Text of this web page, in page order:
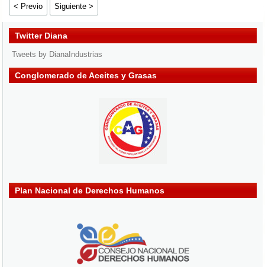
< Previo Siguiente >
Twitter Diana
Tweets by DianaIndustrias
Conglomerado de Aceites y Grasas
Plan Nacional de Derechos Humanos